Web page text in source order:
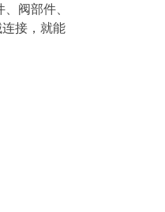
阀部件、
接，就能